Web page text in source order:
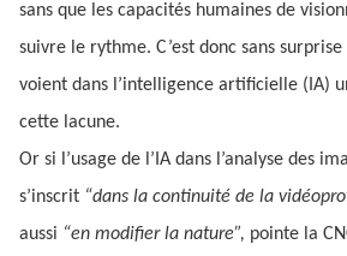
sans que les capacités humaines de
suivre le rythme. C’est donc sans
voient dans l’intelligence artificielle (IA)
cette lacune.
Or si l’usage de l’IA dans l’analyse des
s’inscrit “dans la continuité de la
aussi “en modifier la nature”, pointe la